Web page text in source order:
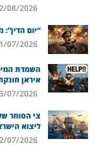
“יום
השמדת
איראן
צי הסוחר
ליצוא